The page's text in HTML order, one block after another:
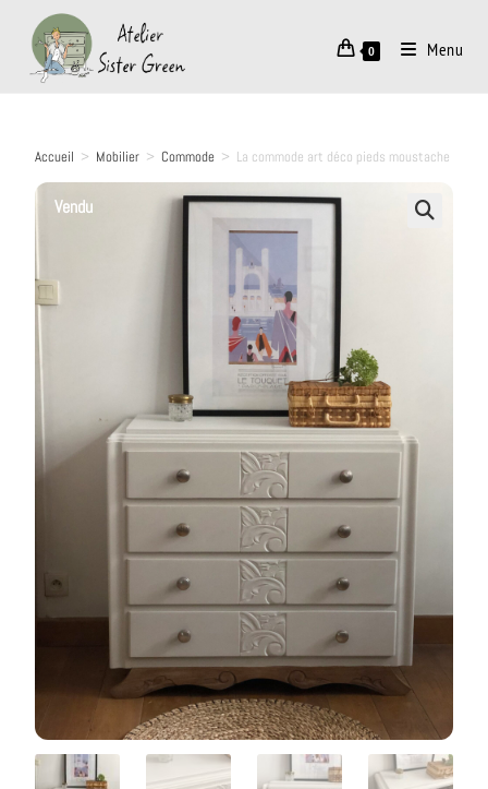
0 Menu
Accueil > Mobilier > Commode > La commode art déco pieds moustache
Vendu